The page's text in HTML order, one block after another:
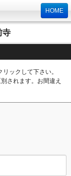
HOME
寺
ックして下さい。
されます。お間違え